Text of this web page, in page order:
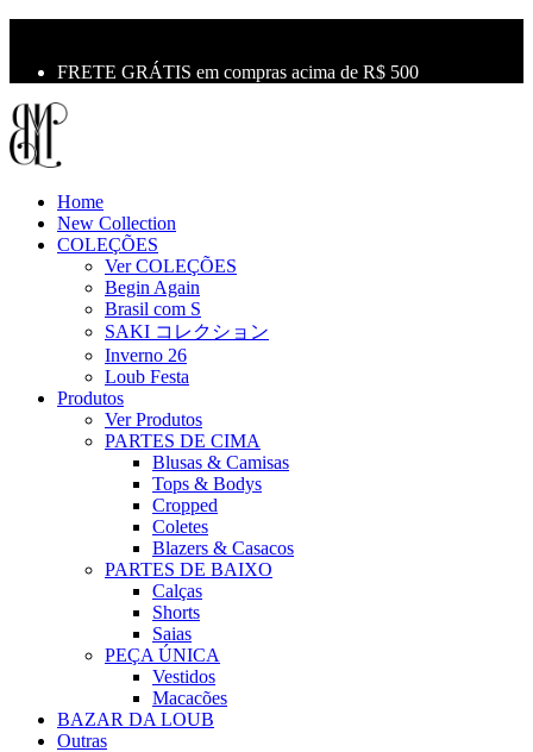
FRETE GRÁTIS em compras acima de R$ 500
Home
New Collection
COLEÇÕES
Ver COLEÇÕES
Begin Again
Brasil com S
SAKI コレクション
Inverno 26
Loub Festa
Produtos
Ver Produtos
PARTES DE CIMA
Blusas & Camisas
Tops & Bodys
Cropped
Coletes
Blazers & Casacos
PARTES DE BAIXO
Calças
Shorts
Saias
PEÇA ÚNICA
Vestidos
Macacões
BAZAR DA LOUB
Outras